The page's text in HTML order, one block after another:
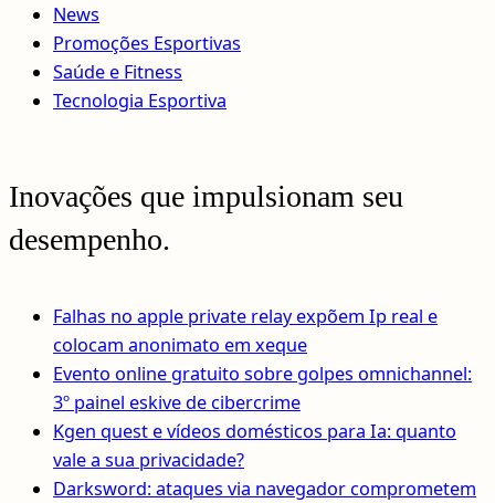
News
Promoções Esportivas
Saúde e Fitness
Tecnologia Esportiva
Inovações que impulsionam seu
desempenho.
Falhas no apple private relay expõem Ip real e
colocam anonimato em xeque
Evento online gratuito sobre golpes omnichannel:
3º painel eskive de cibercrime
Kgen quest e vídeos domésticos para Ia: quanto
vale a sua privacidade?
Darksword: ataques via navegador comprometem